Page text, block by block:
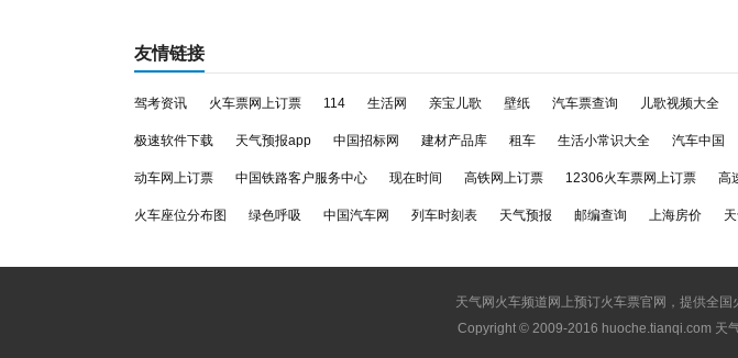
友情链接
驾考资讯 火车票网上订票 114 生活网 亲宝儿歌 壁纸 汽车票查询 儿歌视频大全
极速软件下载 天气预报app 中国招标网 建材产品库 租车 生活小常识大全 汽车中国
动车网上订票 中国铁路客户服务中心 现在时间 高铁网上订票 12306火车票网上订票 高
火车座位分布图 绿色呼吸 中国汽车网 列车时刻表 天气预报 邮编查询 上海房价
天气网火车频道网上预订火车票官网，提供全
Copyright © 2009-2016 huoche.tianqi.com 天